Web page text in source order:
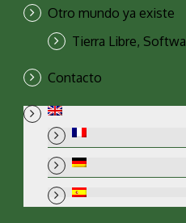
Otro mundo ya existe
Tierra Libre,
Contacto